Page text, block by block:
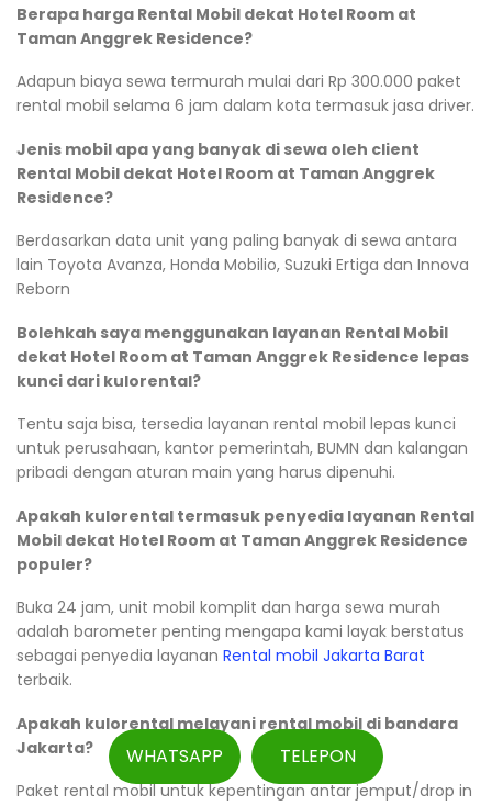
Berapa harga Rental Mobil dekat Hotel Room at
Taman Anggrek Residence?
Adapun biaya sewa termurah mulai dari Rp 300.000 paket
rental mobil selama 6 jam dalam kota termasuk jasa driver.
Jenis mobil apa yang banyak di sewa oleh client
Rental Mobil dekat Hotel Room at Taman Anggrek
Residence?
Berdasarkan data unit yang paling banyak di sewa antara
lain Toyota Avanza, Honda Mobilio, Suzuki Ertiga dan Innova
Reborn
Bolehkah saya menggunakan layanan Rental Mobil
dekat Hotel Room at Taman Anggrek Residence lepas
kunci dari kulorental?
Tentu saja bisa, tersedia layanan rental mobil lepas kunci
untuk perusahaan, kantor pemerintah, BUMN dan kalangan
pribadi dengan aturan main yang harus dipenuhi.
Apakah kulorental termasuk penyedia layanan Rental
Mobil dekat Hotel Room at Taman Anggrek Residence
populer?
Buka 24 jam, unit mobil komplit dan harga sewa murah
adalah barometer penting mengapa kami layak berstatus
sebagai penyedia layanan Rental mobil Jakarta Barat
terbaik.
Apakah kulorental melayani rental mobil di bandara
Jakarta?
Paket rental mobil untuk kepentingan antar jemput/drop in
WHATSAPP TELEPON